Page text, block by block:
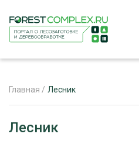
ЖУРНАЛ «ЛЕСНОЙ КОМПЛЕКС»
Главная / Лесник
Лесник